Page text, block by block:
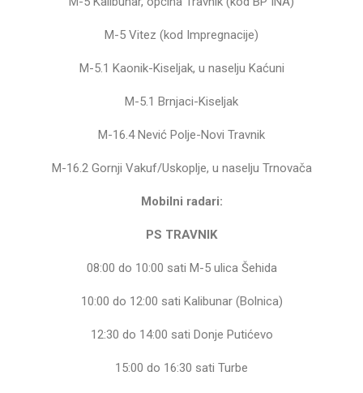
M-5 Vitez (kod Impregnacije)
M-5.1 Kaonik-Kiseljak, u naselju Kaćuni
M-5.1 Brnjaci-Kiseljak
M-16.4 Nević Polje-Novi Travnik
M-16.2 Gornji Vakuf/Uskoplje, u naselju Trnovača
Mobilni radari:
PS TRAVNIK
08:00 do 10:00 sati M-5 ulica Šehida
10:00 do 12:00 sati Kalibunar (Bolnica)
12:30 do 14:00 sati Donje Putićevo
15:00 do 16:30 sati Turbe